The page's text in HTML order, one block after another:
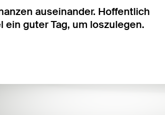
auseinander. Hoffentlich
guter Tag, um loszulegen.